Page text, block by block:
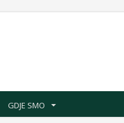
GDJE SMO